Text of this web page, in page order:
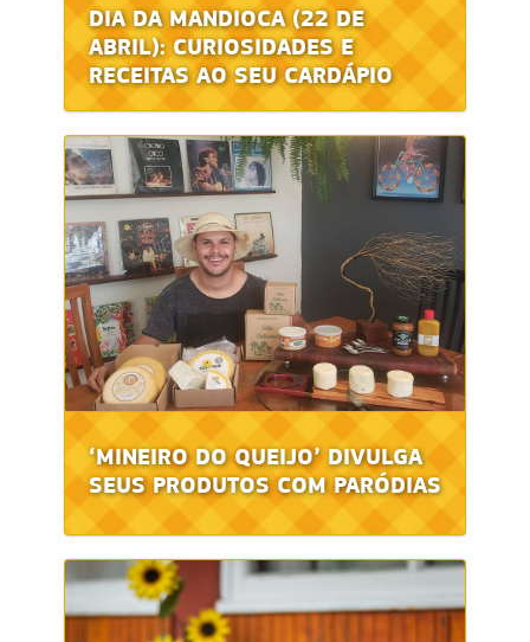
DIA DA MANDIOCA (22 DE
ABRIL): CURIOSIDADES E
RECEITAS AO SEU CARDÁPIO
‘MINEIRO DO QUEIJO’ DIVULGA
SEUS PRODUTOS COM PARÓDIAS